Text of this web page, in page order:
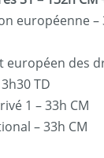
européenne –
des
TD
1 – 33h CM
– 33h CM